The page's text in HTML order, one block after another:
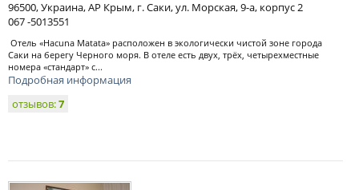
96500, Украина, АР Крым, г. Саки, ул. Морская, 9-а, корпус 2
067 -5013551
Отель «Hacuna Matata» расположен в экологически чистой зоне города
Саки на берегу Черного моря. В отеле есть двух, трёх, четырехместные
номера «стандарт» с...
Подробная информация
отзывов:7